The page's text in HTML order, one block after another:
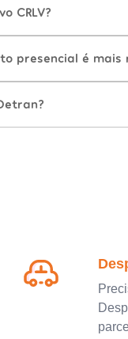
CRLV?
presencial é mais